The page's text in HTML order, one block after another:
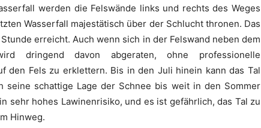
werden die Felswände links und rechts des Weges
Wasserfall majestätisch über der Schlucht thronen. Das
erreicht. Auch wenn sich in der Felswand neben dem
dringend davon abgeraten, ohne professionelle
den Fels zu erklettern. Bis in den Juli hinein kann das Tal
seine schattige Lage der Schnee bis weit in den Sommer
sehr hohes Lawinenrisiko, und es ist gefährlich, das Tal zu
Hinweg.